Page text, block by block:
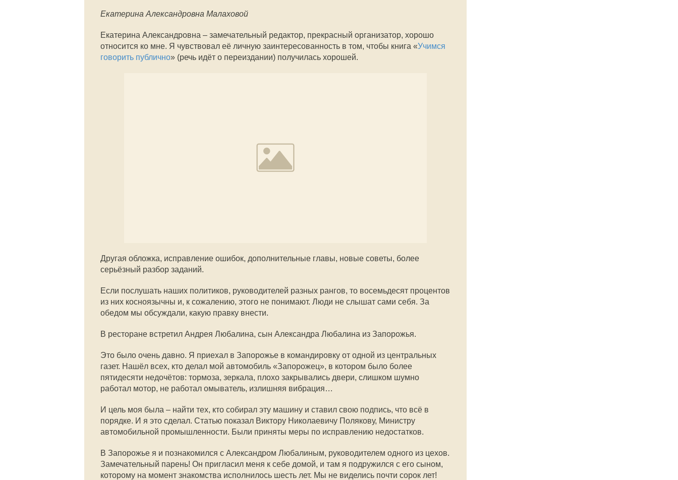
Екатерина Александровна Малаховой
Екатерина Александровна – замечательный редактор, прекрасный организатор, хорошо
относится ко мне. Я чувствовал её личную заинтересованность в том, чтобы книга «Учимся
говорить публично» (речь идёт о переиздании) получилась хорошей.
Другая обложка, исправление ошибок, дополнительные главы, новые советы, более
серьёзный разбор заданий.
Если послушать наших политиков, руководителей разных рангов, то восемьдесят процентов
из них косноязычны и, к сожалению, этого не понимают. Люди не слышат сами себя. За
обедом мы обсуждали, какую правку внести.
В ресторане встретил Андрея Любалина, сын Александра Любалина из Запорожья.
Это было очень давно. Я приехал в Запорожье в командировку от одной из центральных
газет. Нашёл всех, кто делал мой автомобиль «Запорожец», в котором было более
пятидесяти недочётов: тормоза, зеркала, плохо закрывались двери, слишком шумно
работал мотор, не работал омыватель, излишняя вибрация…
И цель моя была – найти тех, кто собирал эту машину и ставил свою подпись, что всё в
порядке. И я это сделал. Статью показал Виктору Николаевичу Полякову, Министру
автомобильной промышленности. Были приняты меры по исправлению недостатков.
В Запорожье я и познакомился с Александром Любалиным, руководителем одного из цехов.
Замечательный парень! Он пригласил меня к себе домой, и там я подружился с его сыном,
которому на момент знакомства исполнилось шесть лет. Мы не виделись почти сорок лет!